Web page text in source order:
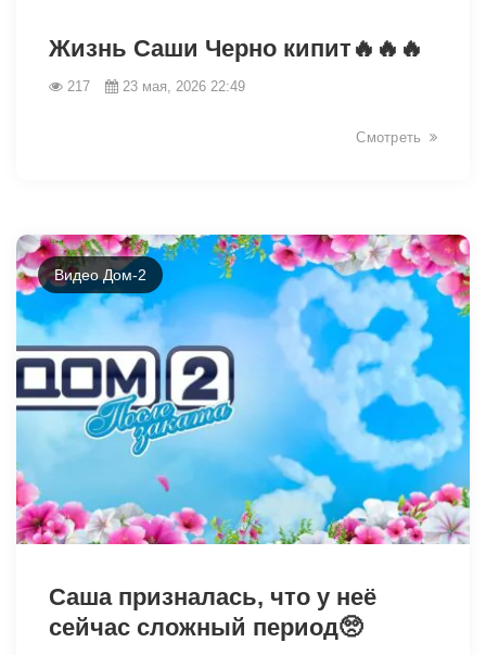
Жизнь Саши Черно кипит🔥🔥🔥
217 23 мая, 2026 22:49
Смотреть
Видео Дом-2
Саша призналась, что у неё
сейчас сложный период🥺